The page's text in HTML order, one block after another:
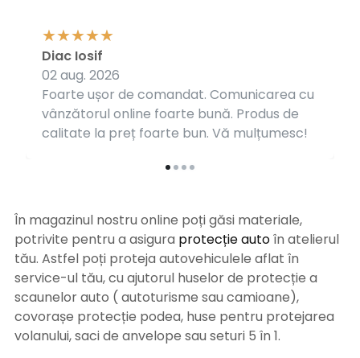
Foarte ușor de comandat. Comunicarea cu
vânzătorul online foarte bună. Produs de
calitate la preț foarte bun. Vă mulțumesc!
Diac Iosif
02 aug. 2026
În magazinul nostru online poți găsi materiale,
potrivite pentru a asigura protecție autoîn atelierul
tău. Astfel poți proteja autovehiculele aflat în
service-ul tău, cu ajutorul huselor de protecție a
scaunelor auto ( autoturisme sau camioane),
covorașe protecție podea, huse pentru protejarea
volanului, saci de anvelope sau seturi 5 în 1.